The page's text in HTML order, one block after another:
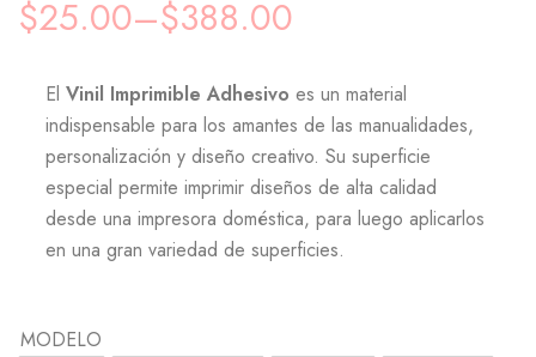
$25.00–$388.00
El Vinil Imprimible Adhesivo es un material
indispensable para los amantes de las manualidades,
personalización y diseño creativo. Su superficie
especial permite imprimir diseños de alta calidad
desde una impresora doméstica, para luego aplicarlos
en una gran variedad de superficies.
MODELO